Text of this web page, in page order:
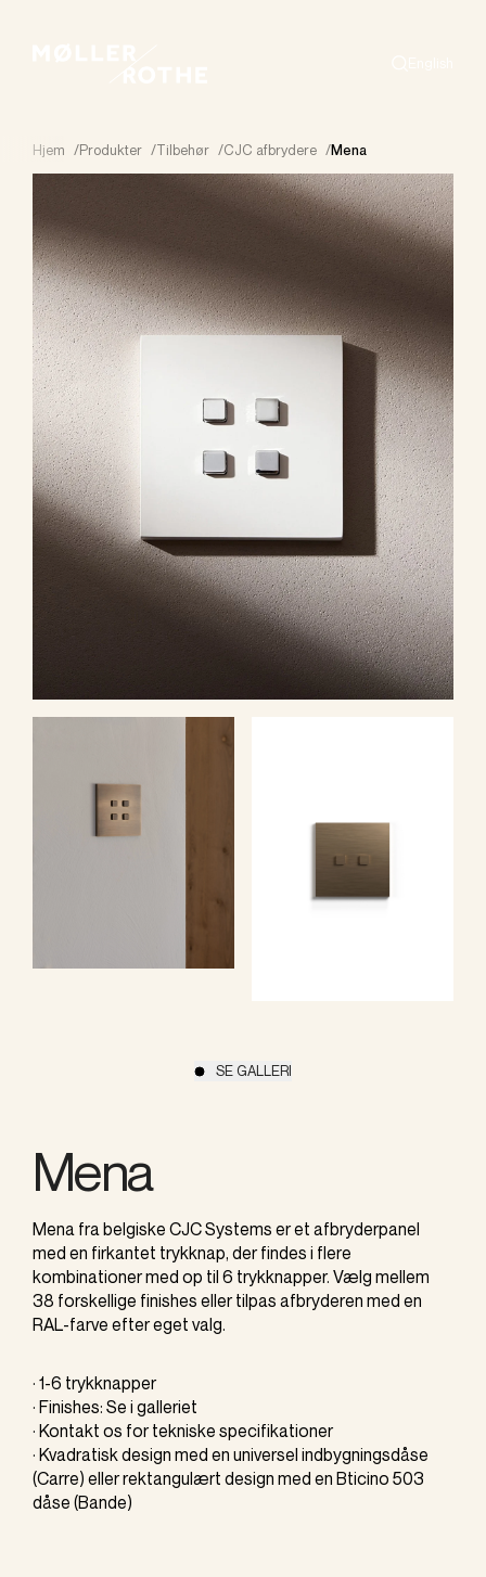
Hjem /Produkter /Tilbehør /CJC afbrydere /Mena
SE GALLERI
Mena
Mena fra belgiske CJC Systems er et afbryderpanel
med en firkantet trykknap, der findes i flere
kombinationer med op til 6 trykknapper. Vælg mellem
38 forskellige finishes eller tilpas afbryderen med en
RAL-farve efter eget valg.
· 1-6 trykknapper
· Finishes: Se i galleriet
· Kontakt os for tekniske specifikationer
· Kvadratisk design med en universel indbygningsdåse
(Carre) eller rektangulært design med en Bticino 503
dåse (Bande)